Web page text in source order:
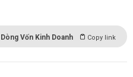
Dòng Vốn Kinh Doanh Copy link